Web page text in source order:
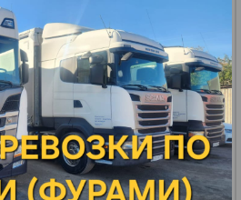
РАСЧЕТ
ДОСТАВКИ
РАСЧЕТ
ДОСТАВКИ
РАСЧЕТ
ДОСТАВКИ
РАСЧЕТ